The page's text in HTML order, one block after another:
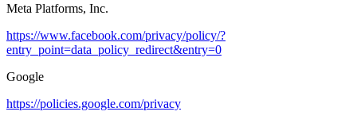
Meta Platforms, Inc.
https://www.facebook.com/privacy/policy/?
entry_point=data_policy_redirect&entry=0
Google
https://policies.google.com/privacy